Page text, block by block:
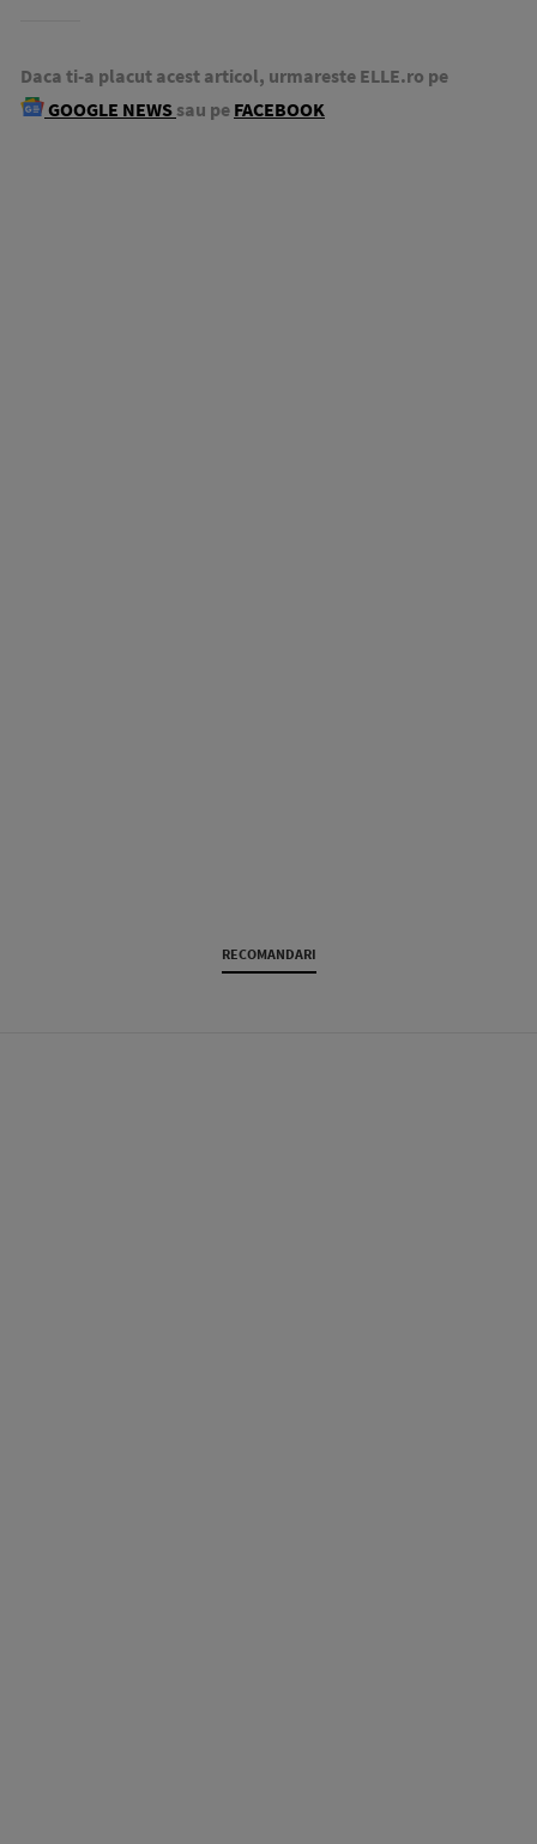
Daca ti-a placut acest articol, urmareste ELLE.ro pe
GOOGLE NEWS sau pe FACEBOOK
RECOMANDARI